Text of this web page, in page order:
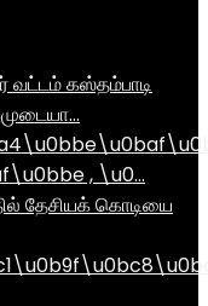
கஸ்தம்பாடி
, \u0…
தேசியக் கொடியை